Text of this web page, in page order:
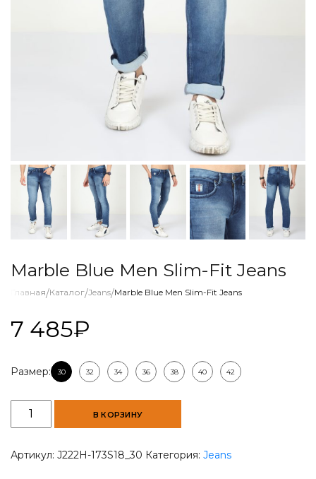
Marble Blue Men Slim-Fit Jeans
Главная/Каталог/Jeans/Marble Blue Men Slim-Fit Jeans
7 485₽
Размер: 30 32 34 36 38 40 42
Количество
товара
Blue
В КОРЗИНУ
Артикул: J222H-173S18_30 Категория: Jeans